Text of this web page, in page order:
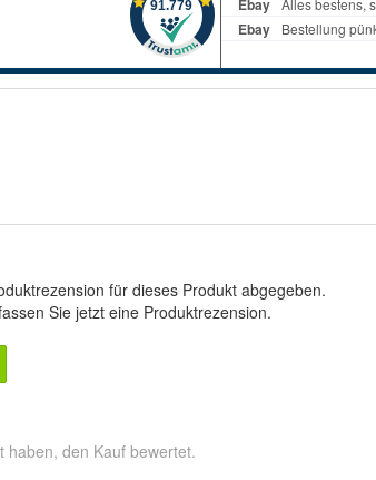
für dieses Produkt abgegeben.
Sie jetzt eine Produktrezension.
haben, den Kauf bewertet.